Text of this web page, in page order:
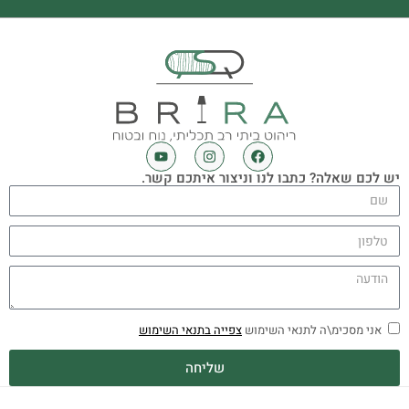
יש לכם שאלה? כתבו לנו וניצור איתכם קשר.
אני מסכימ\ה לתנאי השימוש צפייה בתנאי השימוש
שליחה